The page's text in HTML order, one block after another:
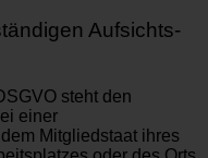
Aufsichts­
steht den
einer
Mitgliedstaat ihres